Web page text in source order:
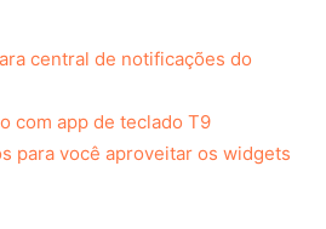
central de notificações do
com app de teclado T9
para você aproveitar os widgets